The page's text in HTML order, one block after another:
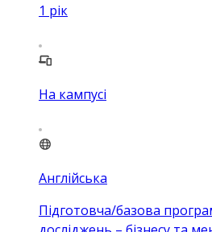
1 рік
На кампусі
Англійська
Підготовча/базова